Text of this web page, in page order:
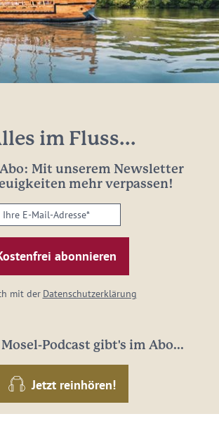
im Fluss...
Mit unserem Newsletter
mehr verpassen!
mit der Datenschutzerklärung
Podcast gibt's im Abo...
Jetzt reinhören!